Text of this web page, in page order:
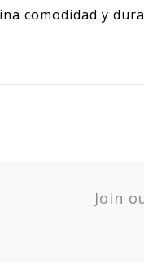
comodidad y
Join